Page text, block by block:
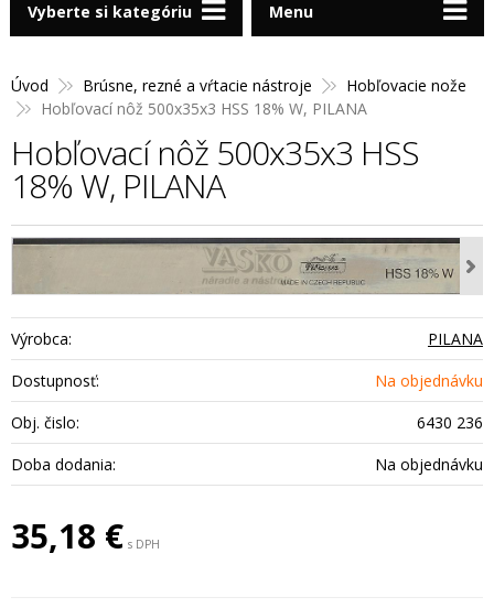
Úvod Brúsne, rezné a vŕtacie nástroje
Hobľovacie nože
Hobľovací nôž 500x35x3 HSS 18% W, PILANA
Hobľovací nôž 500x35x3 HSS
18% W, PILANA
Výrobca:
PILANA
Dostupnosť:
Na objednávku
Obj. čislo:
6430 236
Doba dodania:
Na objednávku
35,18 € s DPH
Vyberte si kategóriu Menu